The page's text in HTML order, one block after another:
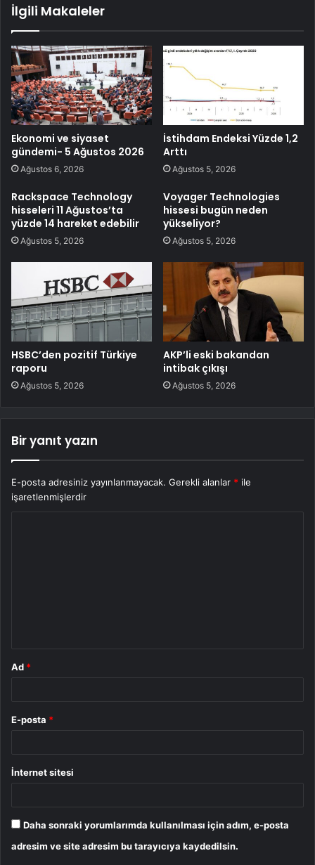
İlgili Makaleler
Ekonomi ve siyaset
gündemi- 5 Ağustos 2026
Ağustos 6, 2026
İstihdam Endeksi Yüzde 1,2
Arttı
Ağustos 5, 2026
Rackspace Technology
hisseleri 11 Ağustos’ta
yüzde 14 hareket edebilir
Ağustos 5, 2026
Voyager Technologies
hissesi bugün neden
yükseliyor?
Ağustos 5, 2026
HSBC’den pozitif Türkiye
raporu
Ağustos 5, 2026
AKP’li eski bakandan
intibak çıkışı
Ağustos 5, 2026
Bir yanıt yazın
E-posta adresiniz yayınlanmayacak. Gerekli alanlar * ile
işaretlenmişlerdir
Ad *
E-posta *
İnternet sitesi
Daha sonraki yorumlarımda kullanılması için adım, e-posta
adresim ve site adresim bu tarayıcıya kaydedilsin.